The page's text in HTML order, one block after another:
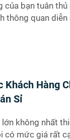
của bạn tuân
thông quan
Khách Hàng
Sỉ
không nhất
có mức giá rất